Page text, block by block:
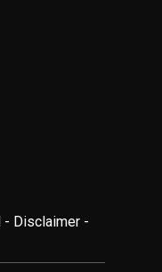
- Disclaimer -